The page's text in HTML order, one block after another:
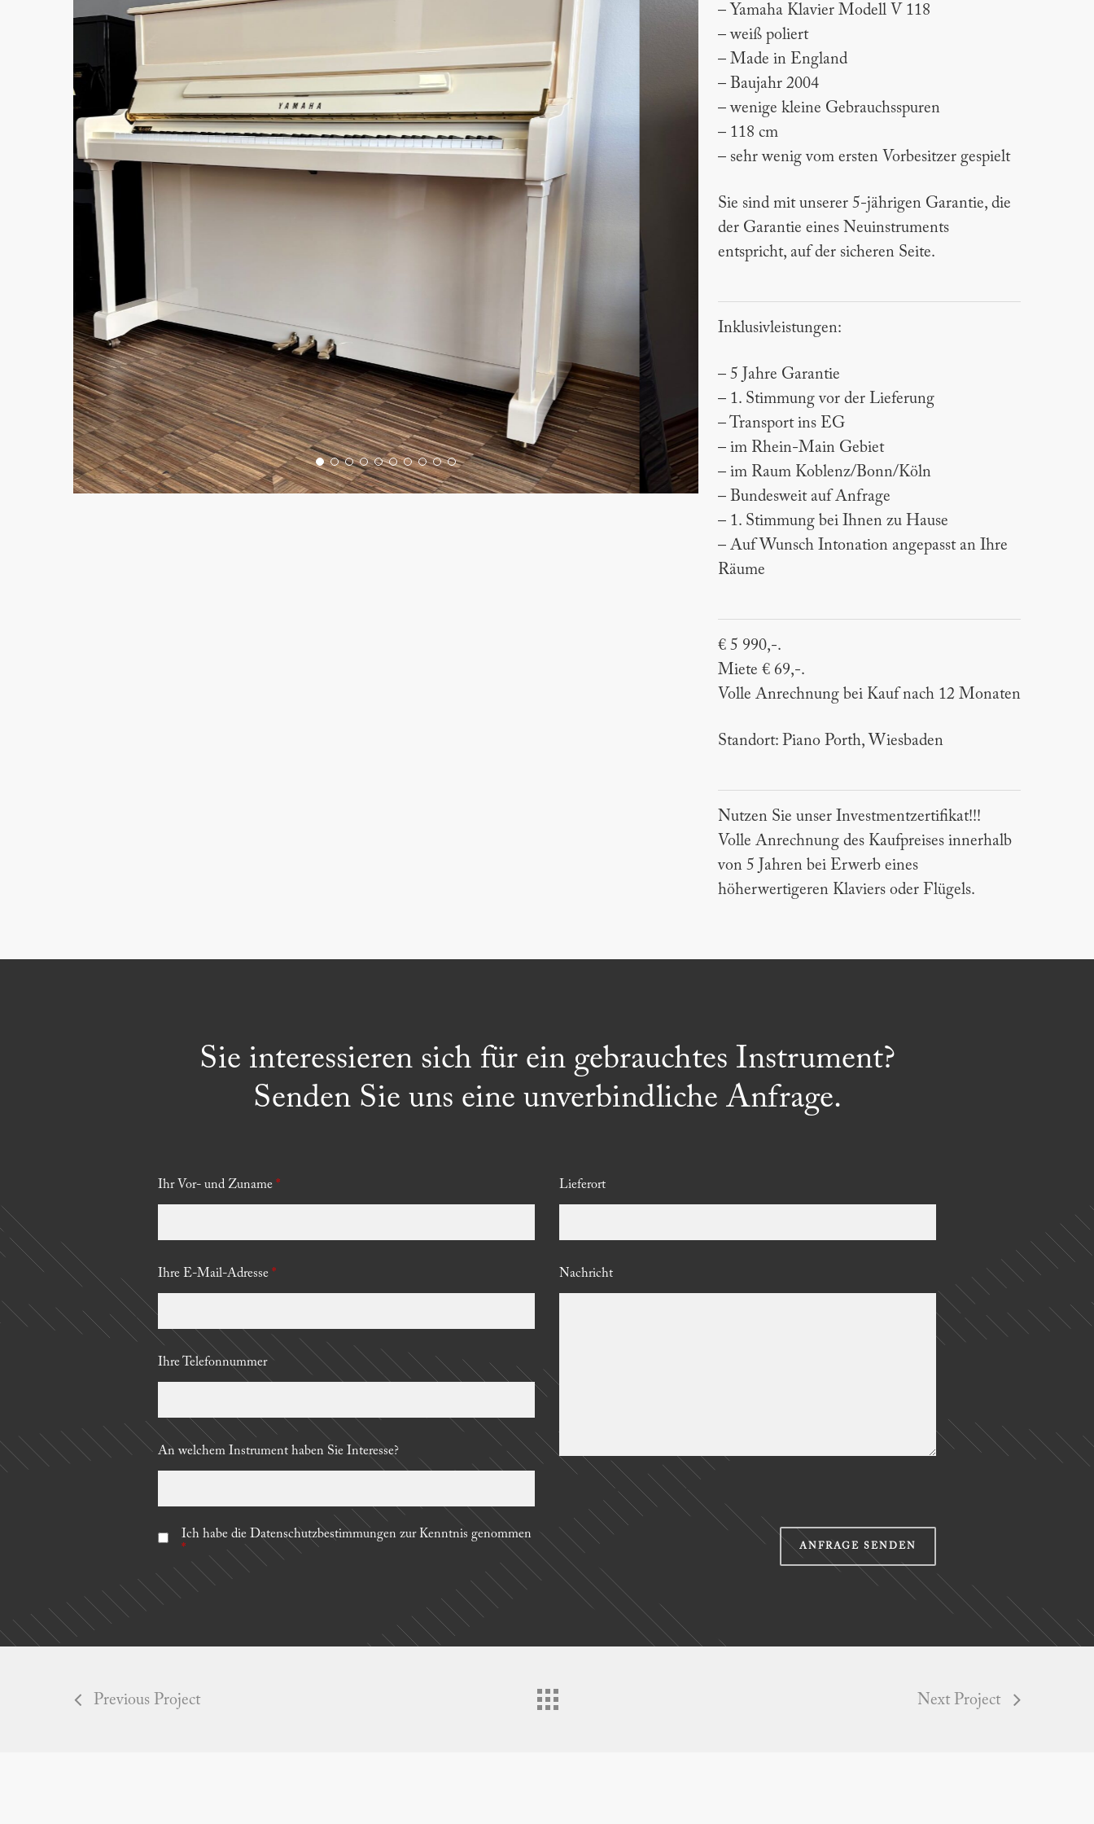
– Yamaha Klavier Modell V 118
– weiß poliert
– Made in England
– Baujahr 2004
– wenige kleine Gebrauchsspuren
– 118 cm
– sehr wenig vom ersten Vorbesitzer gespielt
Sie sind mit unserer 5-jährigen Garantie, die
der Garantie eines Neuinstruments
entspricht, auf der sicheren Seite.
Inklusivleistungen:
– 5 Jahre Garantie
– 1. Stimmung vor der Lieferung
– Transport ins EG
– im Rhein-Main Gebiet
– im Raum Koblenz/Bonn/Köln
– Bundesweit auf Anfrage
– 1. Stimmung bei Ihnen zu Hause
– Auf Wunsch Intonation angepasst an Ihre
Räume
€ 5 990,-.
Miete € 69,-.
Volle Anrechnung bei Kauf nach 12 Monaten
Standort: Piano Porth, Wiesbaden
Nutzen Sie unser Investmentzertifikat!!!
Volle Anrechnung des Kaufpreises innerhalb
von 5 Jahren bei Erwerb eines
höherwertigeren Klaviers oder Flügels.
Sie interessieren sich für ein gebrauchtes Instrument?
Senden Sie uns eine unverbindliche Anfrage.
Ihr Vor- und Zuname*
Ihre E-Mail-Adresse*
Ihre Telefonnummer
An welchem Instrument haben Sie Interesse?
Lieferort
Nachricht
Ich habe die Datenschutzbestimmungen zur Kenntnis genommen
*
Previous Project Next Project